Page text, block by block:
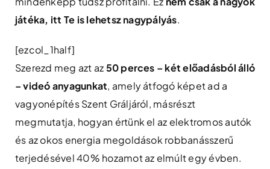
játéka, itt Te is lehetsz nagypályás.
[ezcol_1half]
Szerezd meg azt az50 perces – két előadásból álló
– videó anyagunkat, amely átfogó képet ad a
vagyonépítés Szent Gráljáról, másrészt
megmutatja, hogyan értünk el az elektromos autók
és az okos energia megoldások robbanásszerű
terjedésével 40% hozamot az elmúlt egy évben.